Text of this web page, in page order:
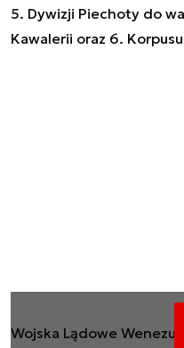
5. Dywizji Piechoty do
Kawalerii oraz 6.
Wojska Lądowe